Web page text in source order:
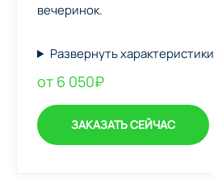
вечеринок.
Развернуть характеристики
от 6 050₽
ЗАКАЗАТЬ СЕЙЧАС